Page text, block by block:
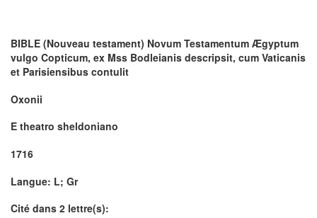
BIBLE (Nouveau testament) Novum Testamentum Ægyptum
vulgo Copticum, ex Mss Bodleianis descripsit, cum Vaticanis
et Parisiensibus contulit
Oxonii
E theatro sheldoniano
1716
Langue: L; Gr
Cité dans 2 lettre(s):